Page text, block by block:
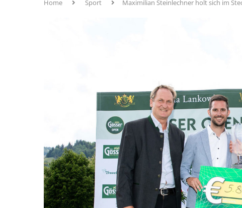
Home Sport Maximilian Steinlechner holt sich im